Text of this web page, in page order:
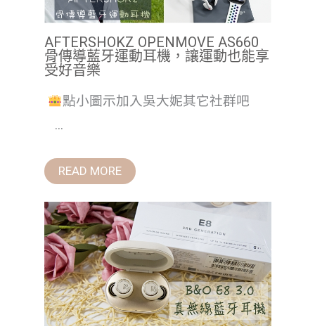
AFTERSHOKZ OPENMOVE AS660
骨傳導藍牙運動耳機，讓運動也能享
受好音樂
點小圖示加入吳大妮其它社群吧
...
READ MORE